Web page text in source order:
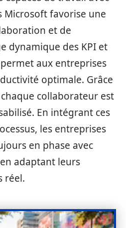
Microsoft favorise une
et de
dynamique des KPI et
aux entreprises
optimale. Grâce
collaborateur est
En intégrant ces
les entreprises
en phase avec
adaptant leurs
réel.